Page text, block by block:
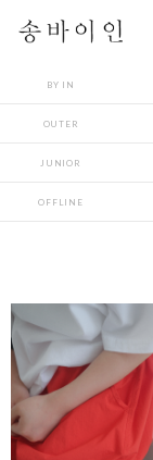
BY IN
OUTER
JUNIOR
OFFLINE